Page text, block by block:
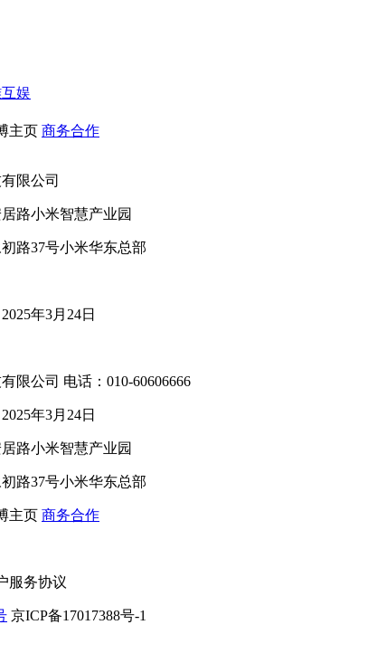
娱
主页 商务合作
限公司
路小米智慧产业园
路37号小米华东总部
年3月24日
限公司 电话：010-60606666
年3月24日
路小米智慧产业园
路37号小米华东总部
主页 商务合作
服务协议
京ICP备17017388号-1